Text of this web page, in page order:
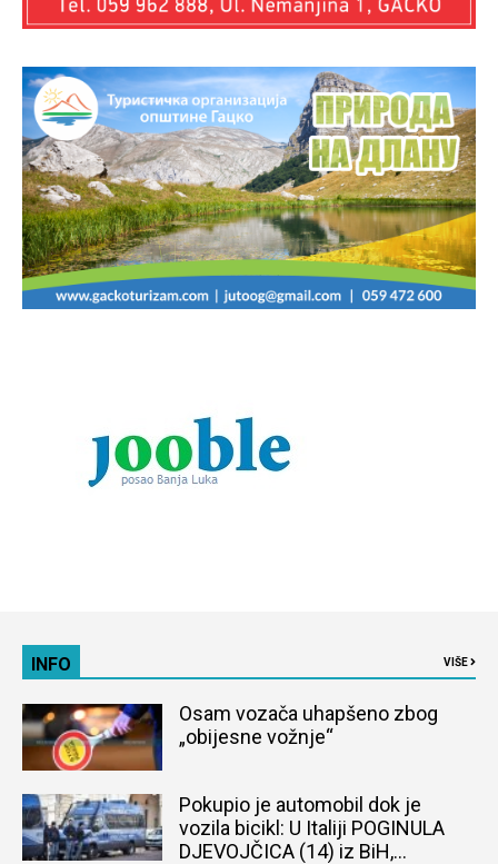
INFO VIŠE
Osam vozača uhapšeno zbog
„obijesne vožnje“
Pokupio je automobil dok je
vozila bicikl: U Italiji POGINULA
DJEVOJČICA (14) iz BiH,